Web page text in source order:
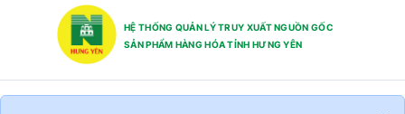
HỆ THỐNG QUẢN LÝ TRUY XUẤT NGUỒN GỐC
SẢN PHẨM HÀNG HÓA TỈNH HƯNG YÊN